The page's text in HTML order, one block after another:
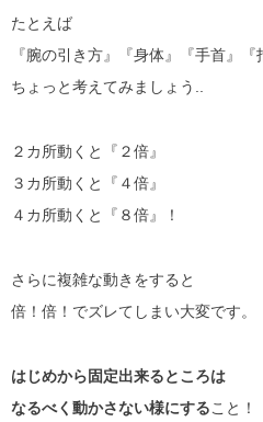
たとえば
『腕の引き方』『身体』『手首』『
ちょっと考えてみましょう..
２カ所動くと『２倍』
３カ所動くと『４倍』
４カ所動くと『８倍』！
さらに複雑な動きをすると
倍！倍！でズレてしまい大変です。
はじめから固定出来るところは
なるべく動かさない様にすること！